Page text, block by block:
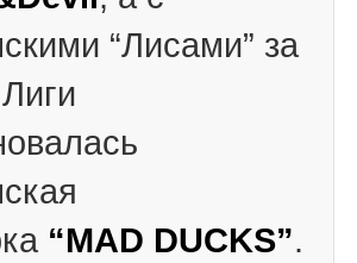
“Лисами” за
“MAD DUCKS”.